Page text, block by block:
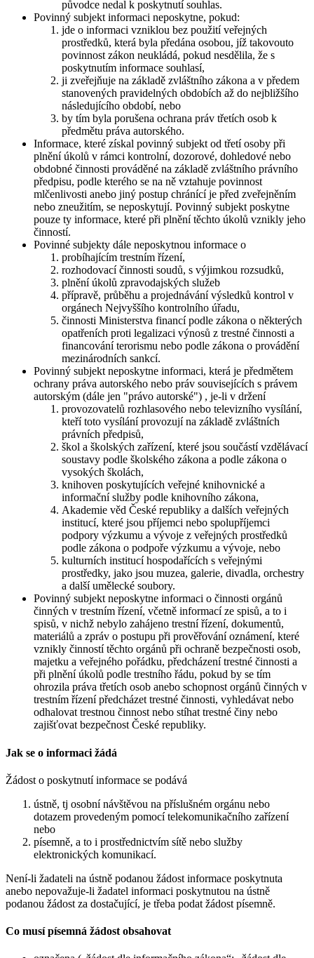
původce nedal k poskytnutí souhlas.
Povinný subjekt informaci neposkytne, pokud:
jde o informaci vzniklou bez použití veřejných
prostředků, která byla předána osobou, jíž takovouto
povinnost zákon neukládá, pokud nesdělila, že s
poskytnutím informace souhlasí,
ji zveřejňuje na základě zvláštního zákona a v předem
stanovených pravidelných obdobích až do nejbližšího
následujícího období, nebo
by tím byla porušena ochrana práv třetích osob k
předmětu práva autorského.
Informace, které získal povinný subjekt od třetí osoby při
plnění úkolů v rámci kontrolní, dozorové, dohledové nebo
obdobné činnosti prováděné na základě zvláštního právního
předpisu, podle kterého se na ně vztahuje povinnost
mlčenlivosti anebo jiný postup chránící je před zveřejněním
nebo zneužitím, se neposkytují. Povinný subjekt poskytne
pouze ty informace, které při plnění těchto úkolů vznikly jeho
činností.
Povinné subjekty dále neposkytnou informace o
probíhajícím trestním řízení,
rozhodovací činnosti soudů, s výjimkou rozsudků,
plnění úkolů zpravodajských služeb
přípravě, průběhu a projednávání výsledků kontrol v
orgánech Nejvyššího kontrolního úřadu,
činnosti Ministerstva financí podle zákona o některých
opatřeních proti legalizaci výnosů z trestné činnosti a
financování terorismu nebo podle zákona o provádění
mezinárodních sankcí.
Povinný subjekt neposkytne informaci, která je předmětem
ochrany práva autorského nebo práv souvisejících s právem
autorským (dále jen "právo autorské") , je-li v držení
provozovatelů rozhlasového nebo televizního vysílání,
kteří toto vysílání provozují na základě zvláštních
právních předpisů,
škol a školských zařízení, které jsou součástí vzdělávací
soustavy podle školského zákona a podle zákona o
vysokých školách,
knihoven poskytujících veřejné knihovnické a
informační služby podle knihovního zákona,
Akademie věd České republiky a dalších veřejných
institucí, které jsou příjemci nebo spolupříjemci
podpory výzkumu a vývoje z veřejných prostředků
podle zákona o podpoře výzkumu a vývoje, nebo
kulturních institucí hospodařících s veřejnými
prostředky, jako jsou muzea, galerie, divadla, orchestry
a další umělecké soubory.
Povinný subjekt neposkytne informaci o činnosti orgánů
činných v trestním řízení, včetně informací ze spisů, a to i
spisů, v nichž nebylo zahájeno trestní řízení, dokumentů,
materiálů a zpráv o postupu při prověřování oznámení, které
vznikly činností těchto orgánů při ochraně bezpečnosti osob,
majetku a veřejného pořádku, předcházení trestné činnosti a
při plnění úkolů podle trestního řádu, pokud by se tím
ohrozila práva třetích osob anebo schopnost orgánů činných v
trestním řízení předcházet trestné činnosti, vyhledávat nebo
odhalovat trestnou činnost nebo stíhat trestné činy nebo
zajišťovat bezpečnost České republiky.
Jak se o informaci žádá
Žádost o poskytnutí informace se podává
ústně, tj osobní návštěvou na příslušném orgánu nebo
dotazem provedeným pomocí telekomunikačního zařízení
nebo
písemně, a to i prostřednictvím sítě nebo služby
elektronických komunikací.
Není-li žadateli na ústně podanou žádost informace poskytnuta
anebo nepovažuje-li žadatel informaci poskytnutou na ústně
podanou žádost za dostačující, je třeba podat žádost písemně.
Co musí písemná žádost obsahovat